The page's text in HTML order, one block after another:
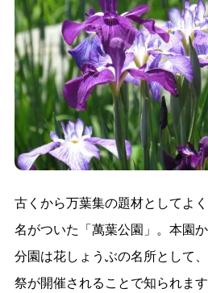
古くから万葉集の題材としてよ
名がついた「萬葉公園」。本園
分園は花しょうぶの名所として
祭が開催されることで知られます